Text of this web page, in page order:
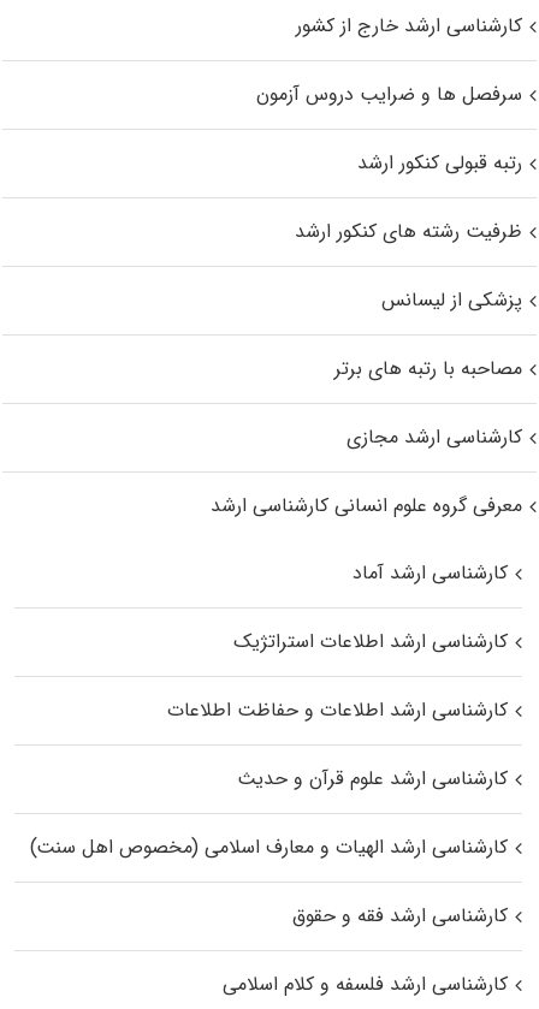
کارشناسی ارشد خارج از کشور
سرفصل ها و ضرایب دروس آزمون
رتبه قبولی کنکور ارشد
ظرفیت رشته های کنکور ارشد
پزشکی از لیسانس
مصاحبه با رتبه های برتر
کارشناسی ارشد مجازی
معرفی گروه علوم انسانی کارشناسی ارشد
کارشناسی ارشد آماد
کارشناسی ارشد اطلاعات استراتژیک
کارشناسی ارشد اطلاعات و حفاظت اطلاعات
کارشناسی ارشد علوم قرآن و حدیث
کارشناسی ارشد الهیات و معارف اسلامی (مخصوص اهل سنت)
کارشناسی ارشد فقه و حقوق
کارشناسی ارشد فلسفه و کلام اسلامی